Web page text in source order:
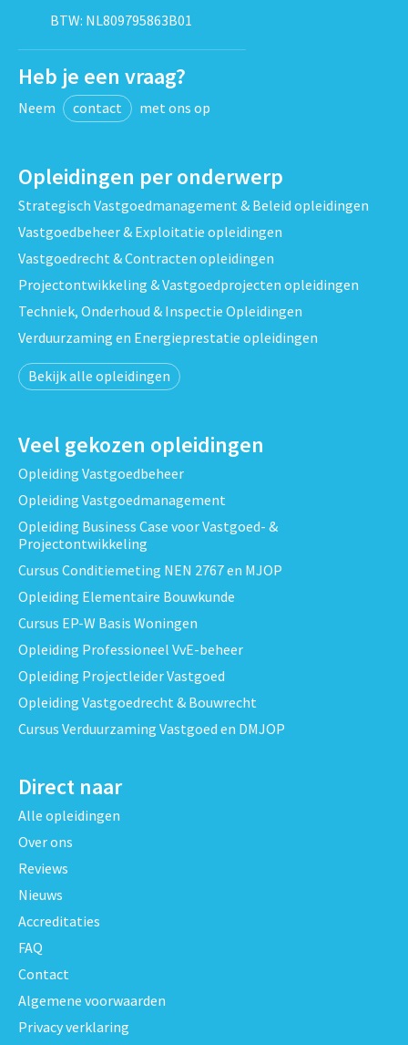
BTW: NL809795863B01
Heb je een vraag?
Neem contact met ons op
Opleidingen per onderwerp
Strategisch Vastgoedmanagement & Beleid opleidingen
Vastgoedbeheer & Exploitatie opleidingen
Vastgoedrecht & Contracten opleidingen
Projectontwikkeling & Vastgoedprojecten opleidingen
Techniek, Onderhoud & Inspectie Opleidingen
Verduurzaming en Energieprestatie opleidingen
Bekijk alle opleidingen
Veel gekozen opleidingen
Opleiding Vastgoedbeheer
Opleiding Vastgoedmanagement
Opleiding Business Case voor Vastgoed- &
Projectontwikkeling
Cursus Conditiemeting NEN 2767 en MJOP
Opleiding Elementaire Bouwkunde
Cursus EP-W Basis Woningen
Opleiding Professioneel VvE-beheer
Opleiding Projectleider Vastgoed
Opleiding Vastgoedrecht & Bouwrecht
Cursus Verduurzaming Vastgoed en DMJOP
Direct naar
Alle opleidingen
Over ons
Reviews
Nieuws
Accreditaties
FAQ
Contact
Algemene voorwaarden
Privacy verklaring